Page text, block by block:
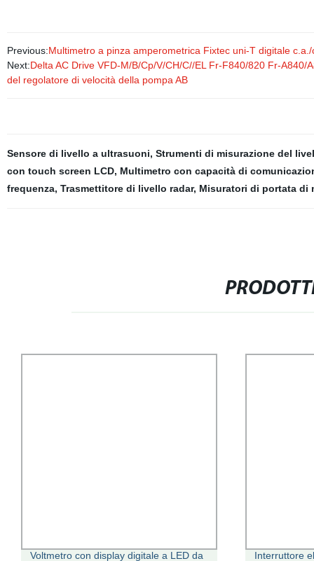
Previous:Multimetro a pinza amperometrica Fixtec uni-T digitale
Next:Delta AC Drive VFD-M/B/Cp/V/CH/C//EL Fr-F840/820 Fr-
del regolatore di velocità della pompa AB
Sensore di livello a ultrasuoni, Strumenti di misurazione del
con touch screen LCD, Multimetro con capacità di
frequenza, Trasmettitore di livello radar, Misuratori di portata di
Voltmetro con display digitale a LED da
Interruttore